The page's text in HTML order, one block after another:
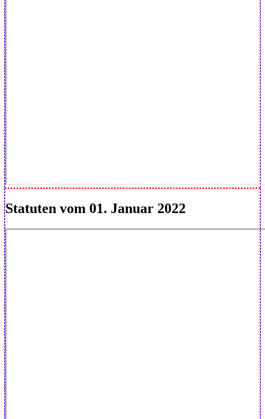
Statuten vom 01. Januar 2022